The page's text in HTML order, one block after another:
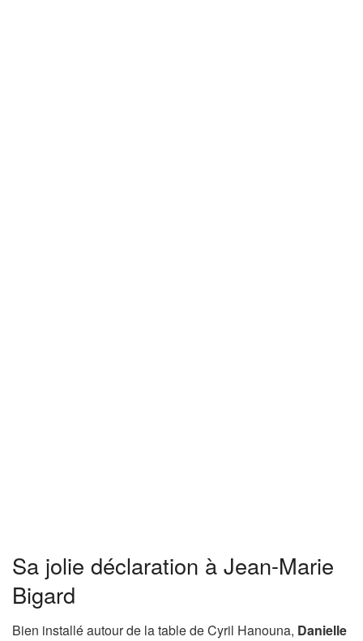
Sa jolie déclaration à Jean-Marie
Bigard
Bien installé autour de la table de Cyril Hanouna, Danielle